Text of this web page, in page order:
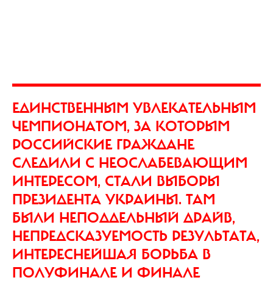
ЕДИНСТВЕННЫМ УВЛЕКАТЕЛЬНЫМ
ЧЕМПИОНАТОМ, ЗА КОТОРЫМ
РОССИЙСКИЕ ГРАЖДАНЕ
СЛЕДИЛИ С НЕОСЛАБЕВАЮЩИМ
ИНТЕРЕСОМ, СТАЛИ ВЫБОРЫ
ПРЕЗИДЕНТА УКРАИНЫ. ТАМ
БЫЛИ НЕПОДДЕЛЬНЫЙ ДРАЙВ,
НЕПРЕДСКАЗУЕМОСТЬ РЕЗУЛЬТАТА,
ИНТЕРЕСНЕЙШАЯ БОРЬБА В
ПОЛУФИНАЛЕ И ФИНАЛЕ